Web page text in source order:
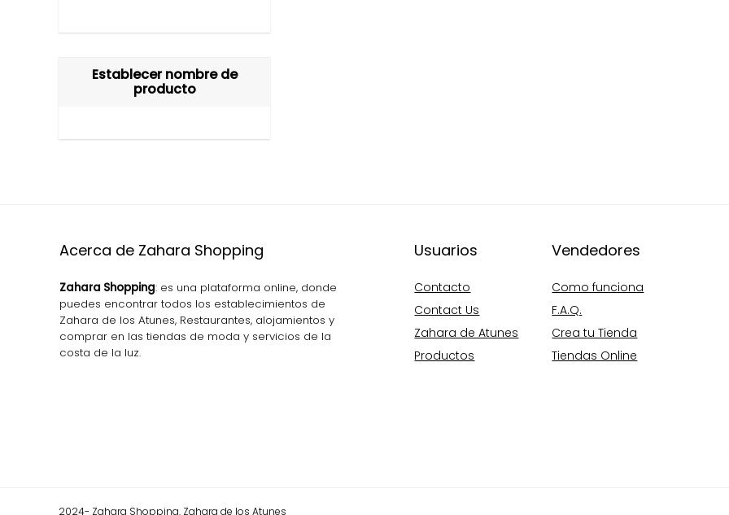
Establecer nombre de
producto
Acerca de Zahara Shopping
Zahara Shopping: es una plataforma online, donde
puedes encontrar todos los establecimientos de
Zahara de los Atunes, Restaurantes, alojamientos y
comprar en las tiendas de moda y servicios de la
costa de la luz.
Usuarios
Contacto
Contact Us
Zahara de Atunes
Productos
Vendedores
Como funciona
F.A.Q.
Crea tu Tienda
Tiendas Online
2024- Zahara Shopping. Zahara de los Atunes